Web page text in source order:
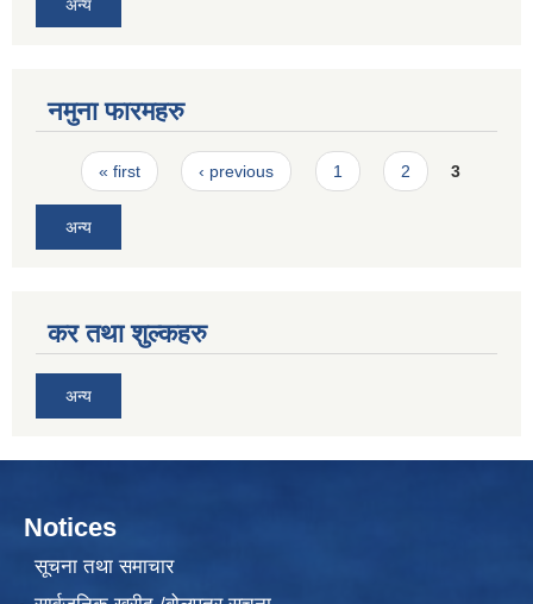
अन्य
नमुना फारमहरु
Pages
« first ‹ previous 1 2 3
अन्य
कर तथा शुल्कहरु
अन्य
Notices
सूचना तथा समाचार